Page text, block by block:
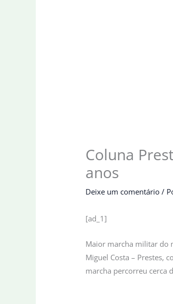
Coluna
anos
Deixe um comentário /
[ad_1]
Maior marcha militar do
Miguel Costa – Prestes,
marcha percorreu cerca